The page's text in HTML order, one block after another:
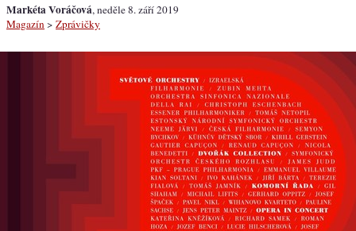
Markéta Voráčová, neděle 8. září 2019
Magazín > Zprávičky